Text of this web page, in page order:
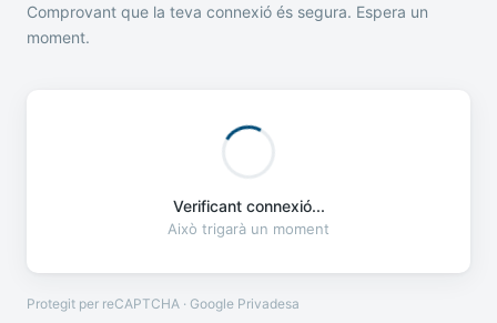
Comprovant que la teva connexió és segura. Espera un
moment.
Verificant connexió...
Això trigarà un moment
Protegit per reCAPTCHA · Google Privadesa